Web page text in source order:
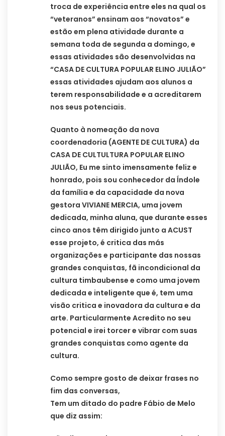
troca de experiência entre eles na qual os
“veteranos” ensinam aos “novatos” e
estão em plena atividade durante a
semana toda de segunda a domingo, e
essas atividades são desenvolvidas na
“CASA DE CULTURA POPULAR ELINO JULIÃO”
essas atividades ajudam aos alunos a
terem responsabilidade e a acreditarem
nos seus potenciais.
Quanto à nomeação da nova
coordenadoria (AGENTE DE CULTURA) da
CASA DE CULTULTURA POPULAR ELINO
JULIÃO, Eu me sinto imensamente feliz e
honrado, pois sou conhecedor da Índole
da família e da capacidade da nova
gestora VIVIANE MERCIA, uma jovem
dedicada, minha aluna, que durante esses
cinco anos têm dirigido junto a ACUST
esse projeto, é critica das más
organizações e participante das nossas
grandes conquistas, fã incondicional da
cultura timbaubense e como uma jovem
dedicada e inteligente que é, tem uma
visão critica e inovadora da cultura e da
arte. Particularmente Acredito no seu
potencial e irei torcer e vibrar com suas
grandes conquistas como agente da
cultura.
Como sempre gosto de deixar frases no
fim das conversas,
Tem um ditado do padre Fábio de Melo
que diz assim: